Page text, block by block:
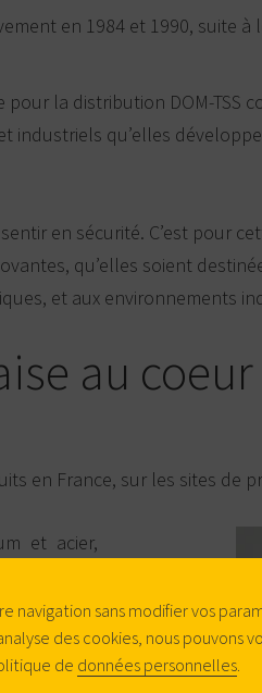
en 1984 et 1990, suite
pour la distribution DOM-TSS
industriels qu’elles
en sécurité. C’est pour
qu’elles soient
et aux environnements
au
en France, sur les sites de
et acier,
sont
la région
variés et
navigation sans modifier vos
des cookies, nous pouvons
de données personnelles.